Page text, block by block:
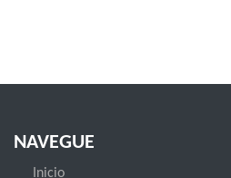
NAVEGUE
Inicio